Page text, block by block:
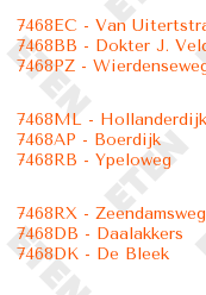
7468EC - Van
7468BB - Dokter J.
7468PZ -
7468ML - Hollanderdijk
7468AP - Boerdijk
7468RB - Ypeloweg
7468RX - Zeendamsweg
7468DB - Daalakkers
7468DK - De Bleek